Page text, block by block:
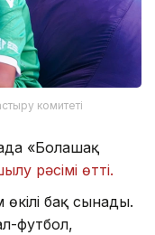
комитеті
«Болашақ
рәсімі өтті.
бақ сынады.
футбол,